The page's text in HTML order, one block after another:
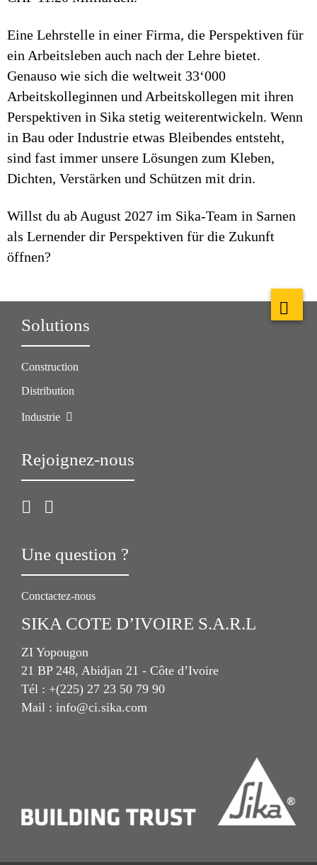
Eine Lehrstelle in einer Firma, die Perspektiven für
ein Arbeitsleben auch nach der Lehre bietet.
Genauso wie sich die weltweit 33‘000
Arbeitskolleginnen und Arbeitskollegen mit ihren
Perspektiven in Sika stetig weiterentwickeln. Wenn
in Bau oder Industrie etwas Bleibendes entsteht,
sind fast immer unsere Lösungen zum Kleben,
Dichten, Verstärken und Schützen mit drin.
Willst du ab August 2027 im Sika-Team in Sarnen
als Lernender dir Perspektiven für die Zukunft
öffnen?
Solutions
Construction
Distribution
Industrie
Rejoignez-nous
Une question ?
Conctactez-nous
SIKA COTE D’IVOIRE S.A.R.L
ZI Yopougon
21 BP 248, Abidjan 21 - Côte d’Ivoire
Tél : +(225) 27 23 50 79 90
Mail : info@ci.sika.com